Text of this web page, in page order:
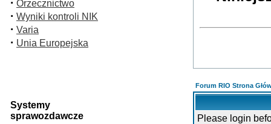
· Orzecznictwo
· Wyniki kontroli NIK
· Varia
· Unia Europejska
Systemy
sprawozdawcze
Forum RIO Strona
Please login